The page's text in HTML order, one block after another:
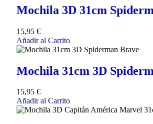
Mochila 3D 31cm
15,95 €
Añadir al Carrito
Mochila 31cm 3D
15,95 €
Añadir al Carrito